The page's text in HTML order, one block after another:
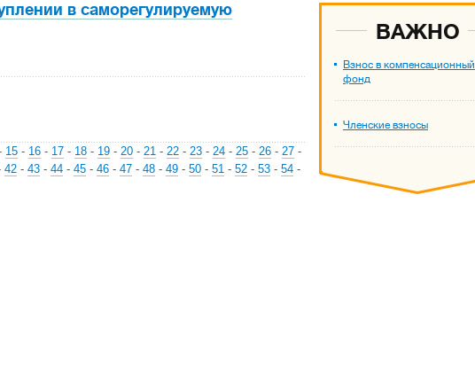
ВАЖНО
Взнос в компенсационный
фонд
Членские взносы
в саморегулируемую
15 - 16 - 17 - 18 - 19 - 20 - 21 - 22 - 23 - 24 - 25 - 26 - 27 -
42 - 43 - 44 - 45 - 46 - 47 - 48 - 49 - 50 - 51 - 52 - 53 - 54 -